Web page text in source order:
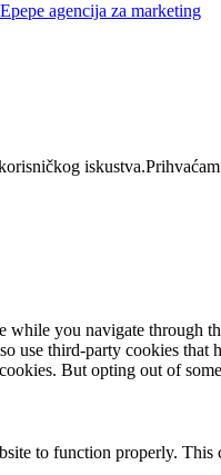
agencija za marketing
iskustva.Prihvaćam
you navigate through
use third-party cookies
But opting out of
to function properly.